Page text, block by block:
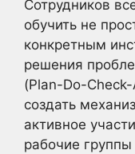
Сотрудников
обучить не
конкретным
решения
(Plan-Do-
создать
активное
рабочие